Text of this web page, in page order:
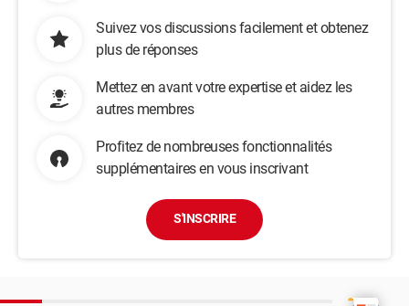
Suivez vos discussions facilement et obtenez
plus de réponses
Mettez en avant votre expertise et aidez les
autres membres
Profitez de nombreuses fonctionnalités
supplémentaires en vous inscrivant
S'INSCRIRE